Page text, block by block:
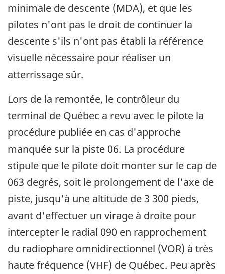
minimale de descente (MDA), et que les
pilotes n'ont pas le droit de continuer la
descente s'ils n'ont pas établi la référence
visuelle nécessaire pour réaliser un
atterrissage sûr.
Lors de la remontée, le contrôleur du
terminal de Québec a revu avec le pilote la
procédure publiée en cas d'approche
manquée sur la piste 06. La procédure
stipule que le pilote doit monter sur le cap de
063 degrés, soit le prolongement de l'axe de
piste, jusqu'à une altitude de 3 300 pieds,
avant d'effectuer un virage à droite pour
intercepter le radial 090 en rapprochement
du radiophare omnidirectionnel (VOR) à très
haute fréquence (VHF) de Québec. Peu après